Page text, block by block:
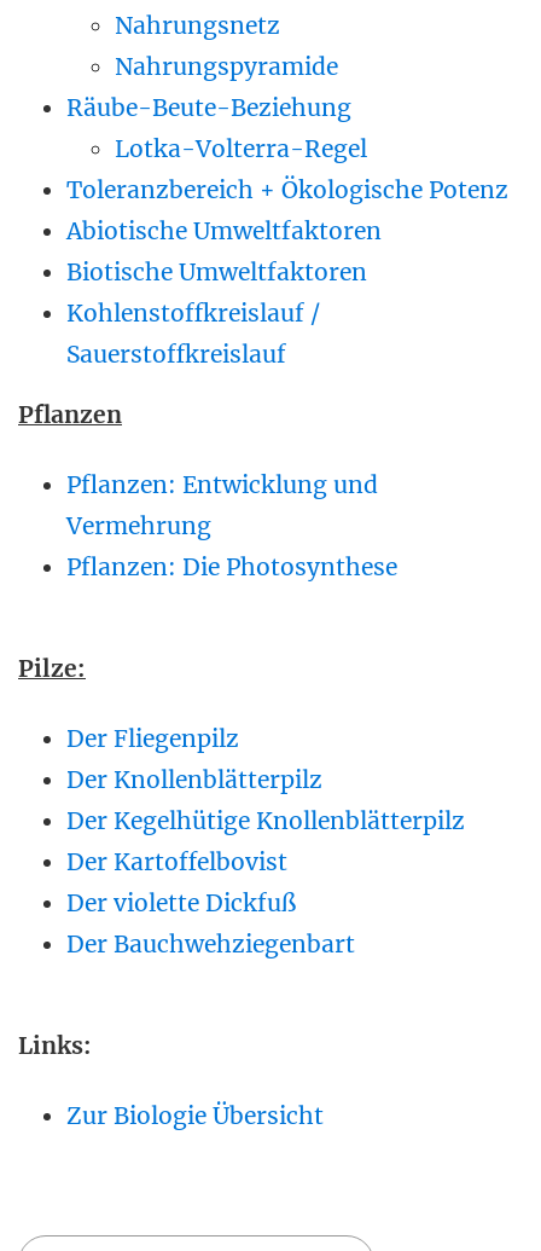
Nahrungsnetz
Nahrungspyramide
Räube-Beute-Beziehung
Lotka-Volterra-Regel
Toleranzbereich + Ökologische Potenz
Abiotische Umweltfaktoren
Biotische Umweltfaktoren
Kohlenstoffkreislauf /
Sauerstoffkreislauf
Pflanzen
Pflanzen: Entwicklung und
Vermehrung
Pflanzen: Die Photosynthese
Pilze:
Der Fliegenpilz
Der Knollenblätterpilz
Der Kegelhütige Knollenblätterpilz
Der Kartoffelbovist
Der violette Dickfuß
Der Bauchwehziegenbart
Links:
Zur Biologie Übersicht